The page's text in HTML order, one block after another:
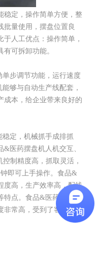
定，操作简单方便，整
批量使用，摆盘位置良
人工优点：操作简单，
可拆卸功能。
单步调节功能，运行速度
够与自动生产线配套，
成本，给企业带来良好的
稳定，机械抓手成排抓
医药摆盘机人机交互、
制精度高，抓取灵活，
即可上手操作。食品&
度高，生产效率高，配线
特点。食品&医药摆盘机
非常高，受到了客户和企